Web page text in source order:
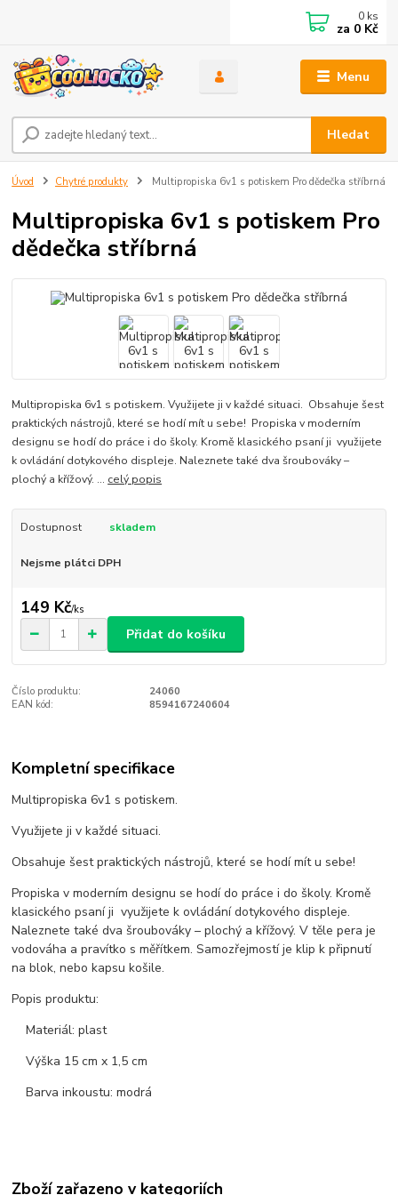
Menu
Hledat
0 ks
za 0 Kč
Úvod Chytré produkty Multipropiska 6v1 s potiskem Pro dědečka stříbrná
Multipropiska 6v1 s potiskem Pro
dědečka stříbrná
Multipropiska 6v1 s potiskem. Využijete ji v každé situaci. Obsahuje šest
praktických nástrojů, které se hodí mít u sebe! Propiska v moderním
designu se hodí do práce i do školy. Kromě klasického psaní ji využijete
k ovládání dotykového displeje. Naleznete také dva šroubováky –
plochý a křížový. ... celý popis
Dostupnost skladem
Nejsme plátci DPH
149 Kč/ks
Přidat do košíku
Číslo produktu:
24060
EAN kód:
8594167240604
Kompletní specifikace
Multipropiska 6v1 s potiskem.
Využijete ji v každé situaci.
Obsahuje šest praktických nástrojů, které se hodí mít u sebe!
Propiska v moderním designu se hodí do práce i do školy. Kromě
klasického psaní ji využijete k ovládání dotykového displeje.
Naleznete také dva šroubováky – plochý a křížový. V těle pera je
vodováha a pravítko s měřítkem. Samozřejmostí je klip k připnutí
na blok, nebo kapsu košile.
Popis produktu:
Materiál: plast
Výška 15 cm x 1,5 cm
Barva inkoustu: modrá
Zboží zařazeno v kategoriích